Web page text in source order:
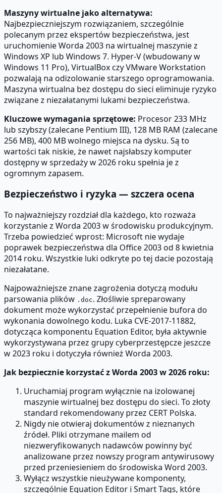
Maszyny wirtualne jako alternatywa:
Najbezpieczniejszym rozwiązaniem, szczególnie
polecanym przez ekspertów bezpieczeństwa, jest
uruchomienie Worda 2003 na wirtualnej maszynie z
Windows XP lub Windows 7. Hyper-V (wbudowany w
Windows 11 Pro), VirtualBox czy VMware Workstation
pozwalają na odizolowanie starszego oprogramowania.
Maszyna wirtualna bez dostępu do sieci eliminuje ryzyko
związane z niezałatanymi lukami bezpieczeństwa.
Kluczowe wymagania sprzętowe: Procesor 233 MHz
lub szybszy (zalecane Pentium III), 128 MB RAM (zalecane
256 MB), 400 MB wolnego miejsca na dysku. Są to
wartości tak niskie, że nawet najsłabszy komputer
dostępny w sprzedaży w 2026 roku spełnia je z
ogromnym zapasem.
Bezpieczeństwo i ryzyka — szczera ocena
To najważniejszy rozdział dla każdego, kto rozważa
korzystanie z Worda 2003 w środowisku produkcyjnym.
Trzeba powiedzieć wprost: Microsoft nie wydaje
poprawek bezpieczeństwa dla Office 2003 od 8 kwietnia
2014 roku. Wszystkie luki odkryte po tej dacie pozostają
niezałatane.
Najpoważniejsze znane zagrożenia dotyczą modułu
parsowania plików .doc. Złośliwie spreparowany
dokument może wykorzystać przepełnienie bufora do
wykonania dowolnego kodu. Luka CVE-2017-11882,
dotycząca komponentu Equation Editor, była aktywnie
wykorzystywana przez grupy cyberprzestępcze jeszcze
w 2023 roku i dotyczyła również Worda 2003.
Jak bezpiecznie korzystać z Worda 2003 w 2026 roku:
Uruchamiaj program wyłącznie na izolowanej
maszynie wirtualnej bez dostępu do sieci. To złoty
standard rekomendowany przez CERT Polska.
Nigdy nie otwieraj dokumentów z nieznanych
źródeł. Pliki otrzymane mailem od
niezweryfikowanych nadawców powinny być
analizowane przez nowszy program antywirusowy
przed przeniesieniem do środowiska Word 2003.
Wyłącz wszystkie nieużywane komponenty,
szczególnie Equation Editor i Smart Tags, które